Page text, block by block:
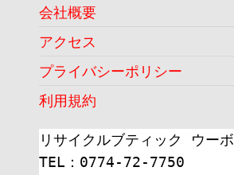
会社概要
アクセス
プライバシーポリシー
利用規約
リサイクルブティック ウーボ
TEL：0774-72-7750